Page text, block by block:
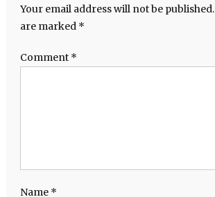
Your email address will not be published.
are marked *
Comment *
Name *